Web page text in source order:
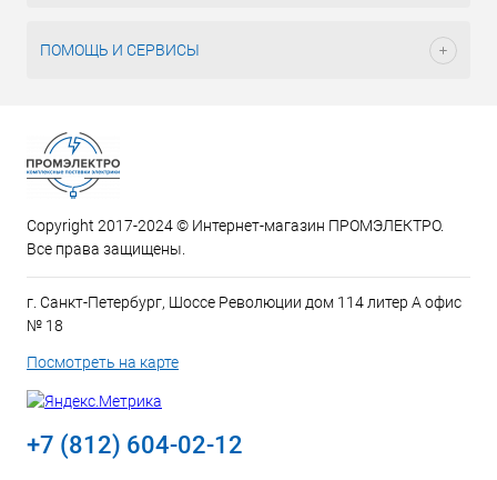
ПОМОЩЬ И СЕРВИСЫ
Copyright 2017-2024 © Интернет-магазин ПРОМЭЛЕКТРО.
Все права защищены.
г. Санкт-Петербург, Шоссе Революции дом 114 литер А офис
№ 18
Посмотреть на карте
+7 (812) 604-02-12